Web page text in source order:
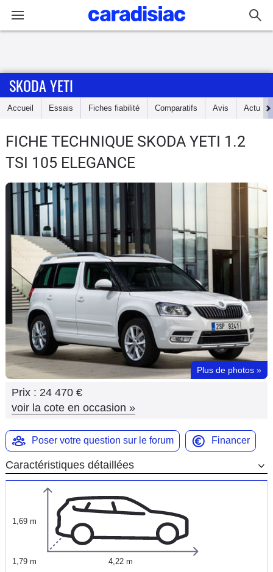
Accueil
Essais
Guide
d'achat
Electriques
Utilitaires
Flottes
Auto
Services
Forum
Moto
Marques
SKODA YETI
Accueil Essais Fiches fiabilité Comparatifs Avis Actu
FICHE TECHNIQUE SKODA YETI 1.2
TSI 105 ELEGANCE
Plus de photos »
Prix : 24 470 €
voir la cote en occasion »
Poser votre question sur le forum Financer
Caractéristiques détaillées
1,69 m
1,79 m 4,22 m